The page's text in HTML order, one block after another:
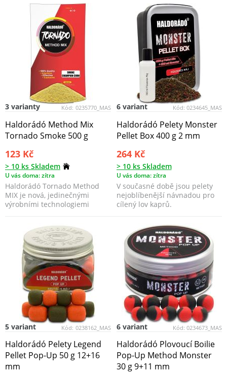
Kód: 0235770_MAS
3 varianty
Haldorádó Method Mix
Tornado Smoke 500 g
123 Kč
> 10 ks Skladem
U vás doma: zítra
Haldorádó Tornado Method
MIX je nová, jedinečnými
výrobními technologiemi
Kód: 0234645_MAS
6 variant
Haldorádó Pelety Monster
Pellet Box 400 g 2 mm
264 Kč
> 10 ks Skladem
U vás doma: zítra
V současné době jsou pelety
nejoblíbenější návnadou pro
cílený lov kaprů.
Kód: 0238162_MAS
5 variant
Haldorádó Pelety Legend
Pellet Pop-Up 50 g 12+16
mm
Kód: 0234673_MAS
6 variant
Haldorádó Plovoucí Boilie
Pop-Up Method Monster
30 g 9+11 mm